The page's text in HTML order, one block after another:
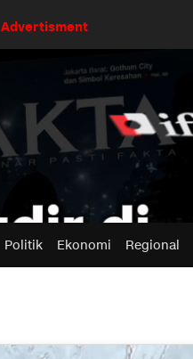
Advertisment
Politik Ekonomi Regional